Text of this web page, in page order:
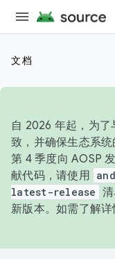
文档
自 2026 年起，为
致，并确保生态系
第 4 季度向 AOSP
献代码，请使用
latest-release
新版本。如需了解详